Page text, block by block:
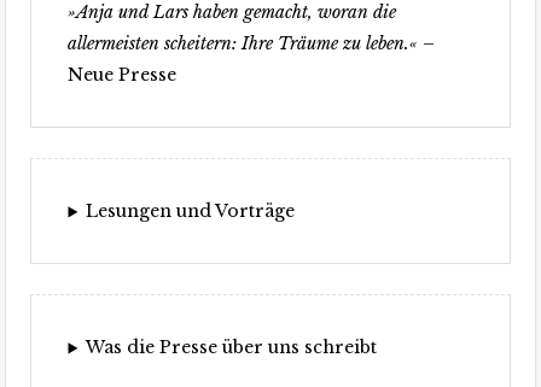
»Anja und Lars haben gemacht, woran die
allermeisten scheitern: Ihre Träume zu leben.« –
Neue Presse
Lesungen und Vorträge
Was die Presse über uns schreibt